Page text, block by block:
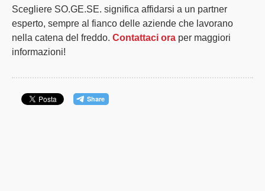
Scegliere SO.GE.SE. significa affidarsi a un partner
esperto, sempre al fianco delle aziende che lavorano
nella catena del freddo. Contattaci ora per maggiori
informazioni!